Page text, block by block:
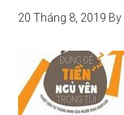
20 Tháng 8, 2019 By